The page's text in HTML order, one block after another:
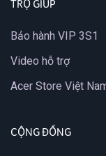
TRỢ GIÚP
Bảo hành VIP 3S1
Video hỗ trợ
Acer Store Việt
CỘNG ĐỒNG